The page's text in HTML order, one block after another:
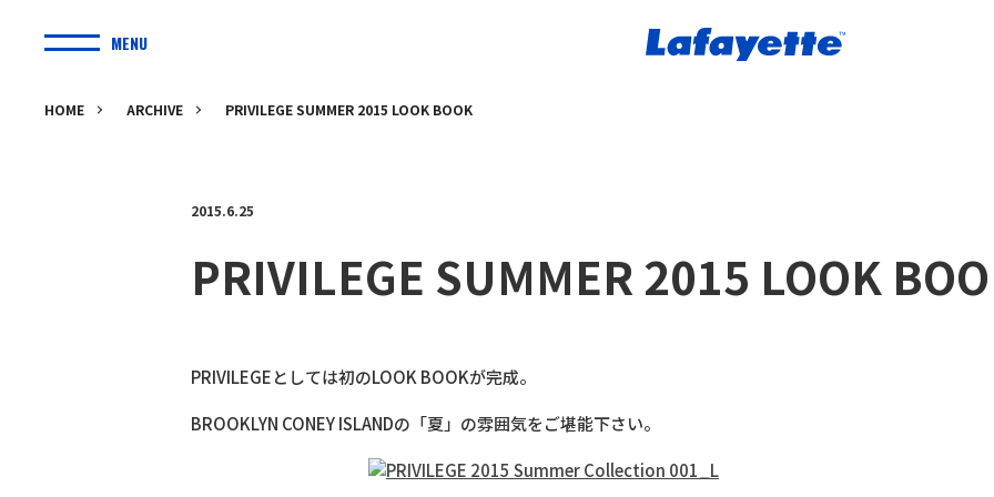
MENU
HOME ARCHIVE PRIVILEGE SUMMER 2015 LOOK BOOK
2015.6.25
PRIVILEGE SUMMER 2015 LOOK
PRIVILEGEとしては初のLOOK BOOKが完成。
BROOKLYN CONEY ISLANDの「夏」の雰囲気をご堪能下さい。